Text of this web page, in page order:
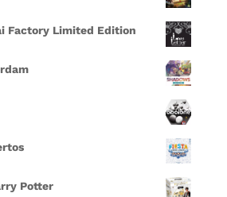
Factory Limited Edition
Potter